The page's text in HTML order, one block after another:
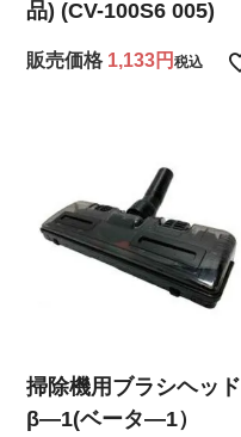
品) (CV-100S6 005)
販売価格 1,133 税込
掃除機用ブラシヘッド
β―1(ベータ―1）